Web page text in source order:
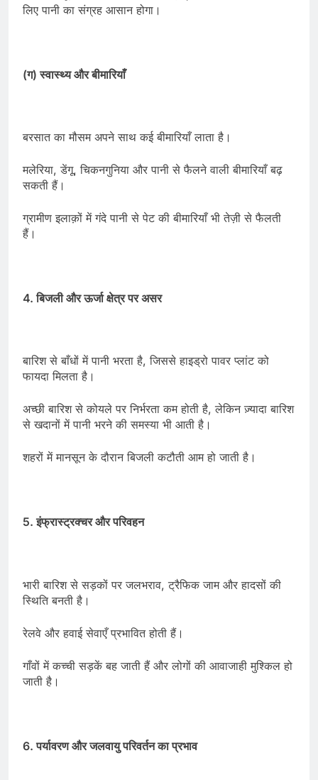
लिए पानी का संग्रह आसान होगा।
(ग) स्वास्थ्य और बीमारियाँ
बरसात का मौसम अपने साथ कई बीमारियाँ लाता है।
मलेरिया, डेंगू, चिकनगुनिया और पानी से फैलने वाली बीमारियाँ बढ़
सकती हैं।
ग्रामीण इलाक़ों में गंदे पानी से पेट की बीमारियाँ भी तेज़ी से फैलती
हैं।
4. बिजली और ऊर्जा क्षेत्र पर असर
बारिश से बाँधों में पानी भरता है, जिससे हाइड्रो पावर प्लांट को
फायदा मिलता है।
अच्छी बारिश से कोयले पर निर्भरता कम होती है, लेकिन ज़्यादा बारिश
से खदानों में पानी भरने की समस्या भी आती है।
शहरों में मानसून के दौरान बिजली कटौती आम हो जाती है।
5. इंफ्रास्ट्रक्चर और परिवहन
भारी बारिश से सड़कों पर जलभराव, ट्रैफिक जाम और हादसों की
स्थिति बनती है।
रेलवे और हवाई सेवाएँ प्रभावित होती हैं।
गाँवों में कच्ची सड़कें बह जाती हैं और लोगों की आवाजाही मुश्किल हो
जाती है।
6. पर्यावरण और जलवायु परिवर्तन का प्रभाव